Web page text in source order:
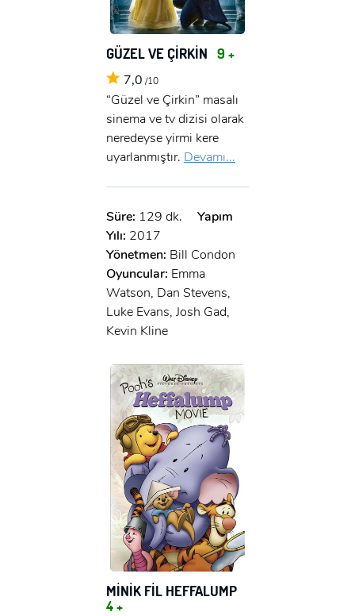
GÜZEL VE ÇİRKİN 9 +
7,0 /10
“Güzel ve Çirkin” masalı
sinema ve tv dizisi olarak
neredeyse yirmi kere
uyarlanmıştır. Devamı...
Süre: 129 dk.
Yapım
Yılı: 2017
Yönetmen: Bill Condon
Oyuncular: Emma
Watson, Dan Stevens,
Luke Evans, Josh Gad,
Kevin Kline
MİNİK FİL HEFFALUMP
4 +